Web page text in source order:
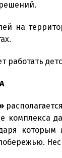
на
работать
комплекса